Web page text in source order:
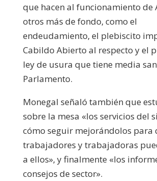
que hacen al funcionamiento de
otros más de fondo, como el
endeudamiento, el plebiscito
Cabildo Abierto al respecto y el
ley de usura que tiene media
Parlamento.
Monegal señaló también que
sobre la mesa «los servicios del
cómo seguir mejorándolos para
trabajadores y trabajadoras
a ellos», y finalmente «los
consejos de sector».